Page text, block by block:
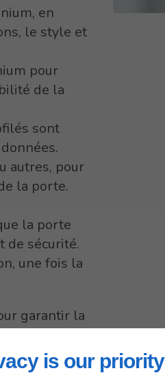
is our priority
en
le style et
pour
de la
sont
autres, pour
la porte.
la porte
de sécurité.
une fois la
garantir la